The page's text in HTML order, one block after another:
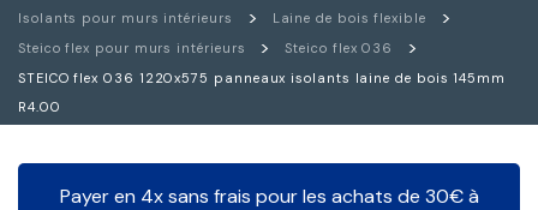
Isolants pour murs intérieurs
Laine de bois flexible
Steico flex pour murs intérieurs
Steico flex 036
STEICO flex 036 1220x575 panneaux isolants laine de bois 145mm
R4.00
Payer en 4x sans frais pour les achats de 30€ à